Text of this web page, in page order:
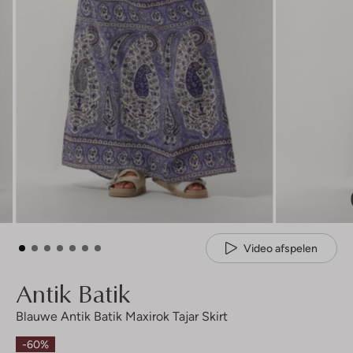
Video afspelen
Antik Batik
Blauwe Antik Batik Maxirok Tajar Skirt
-60%